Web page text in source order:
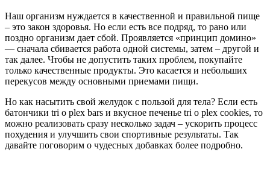
Наш организм нуждается в качественной и правильной пище
– это закон здоровья. Но если есть все подряд, то рано или
поздно организм дает сбой. Проявляется «принцип домино»
— сначала сбивается работа одной системы, затем – другой и
так далее. Чтобы не допустить таких проблем, покупайте
только качественные продукты. Это касается и небольших
перекусов между основными приемами пищи.
Но как насытить свой желудок с пользой для тела? Если есть
батончики tri o plex bars и вкусное печенье tri o plex cookies, то
можно реализовать сразу несколько задач – ускорить процесс
похудения и улучшить свои спортивные результаты. Так
давайте поговорим о чудесных добавках более подробно.